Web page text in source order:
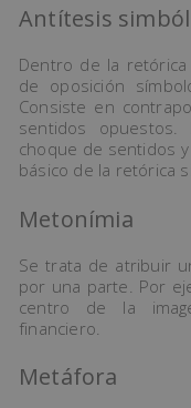
Antítesis
Dentro de la
de oposición
Consiste en
sentidos opuestos.
choque de sentidos
básico de la retórica
Metonímia
Se trata de atribuir
por una parte. Por
centro de la
financiero.
Metáfora